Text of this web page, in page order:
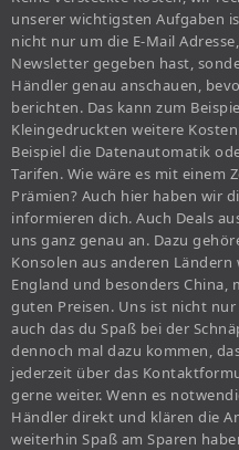
unserer wichtigsten Aufgaben
nicht nur um die E-Mail
Newsletter gegeben hast,
Händler genau anschauen,
berichten. Das kann zum
Kleingedruckten weitere
Beispiel die Datenautomatik
Tarifen. Wie wäre es mit einem
Prämien? Auch hier haben wir
informieren dich. Auch Deals
uns ganz genau an. Dazu
Konsolen aus anderen
England und besonders China,
guten Preisen. Uns ist nicht
auch das du Spaß bei der
dennoch mal dazu kommen,
jederzeit über das
gerne weiter. Wenn es
Händler direkt und klären die
weiterhin Spaß am Sparen